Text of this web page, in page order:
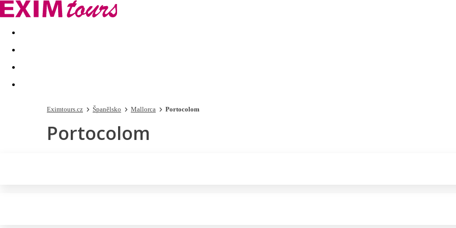
Akční nabídky Last minute
Eximtours.cz Španělsko Mallorca Portocolom
Portocolom